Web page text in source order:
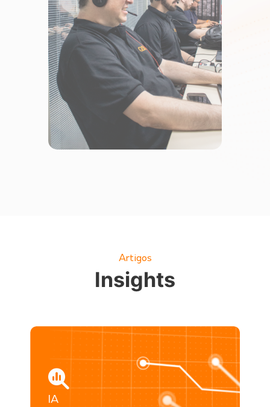
Artigos
Insights
IA